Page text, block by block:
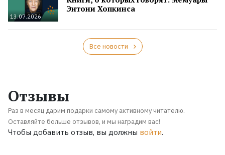
13.07.2026
Энтони Хопкинса
Все новости
Отзывы
Раз в месяц дарим подарки самому активному читателю.
Оставляйте больше отзывов, и мы наградим вас!
Чтобы добавить отзыв, вы должны войти.